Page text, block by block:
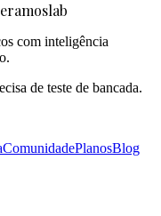
com inteligência
de teste de bancada.
ComunidadePlanosBlog